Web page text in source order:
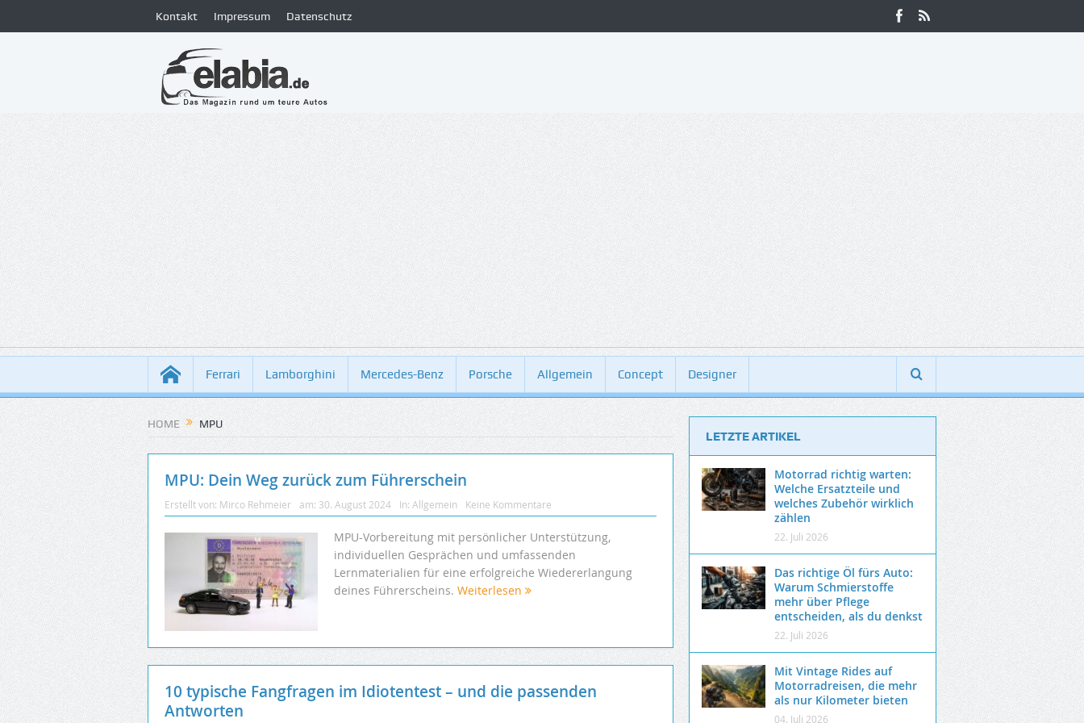
Kontakt Impressum Datenschutz
Ferrari Lamborghini Mercedes-Benz Porsche Allgemein Concept Designer
HOME MPU
MPU: Dein Weg zurück zum Führerschein
Erstellt von: Mirco Rehmeier am: 30. August 2024 In: Allgemein Keine Kommentare
MPU-Vorbereitung mit persönlicher Unterstützung,
individuellen Gesprächen und umfassenden
Lernmaterialien für eine erfolgreiche Wiedererlangung
deines Führerscheins. Weiterlesen
10 typische Fangfragen im Idiotentest – und die passenden
Antworten
LETZTE ARTIKEL
Motorrad richtig warten:
Welche Ersatzteile und
welches Zubehör wirklich
zählen
22. Juli 2026
Das richtige Öl fürs Auto:
Warum Schmierstoffe
mehr über Pflege
entscheiden, als du denkst
22. Juli 2026
Mit Vintage Rides auf
Motorradreisen, die mehr
als nur Kilometer bieten
04. Juli 2026